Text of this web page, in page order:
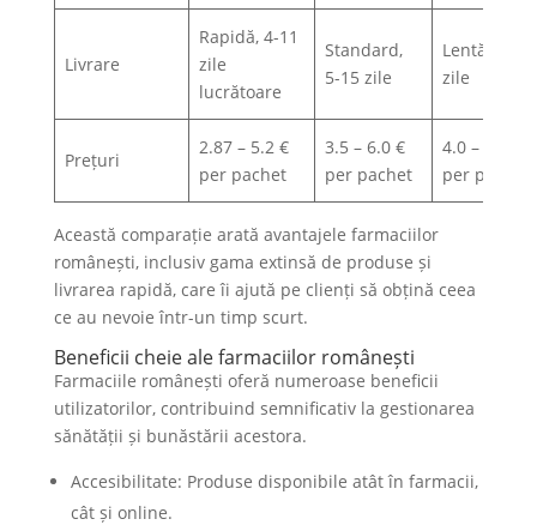
Livrare
Rapidă, 4-11
zile
lucrătoare
Standard,
5-15 zile
Lentă, 7-20
zile
Prețuri
2.87 – 5.2 €
per pachet
3.5 – 6.0 €
per pachet
4.0 – 7.0 €
per pachet
Această comparație arată avantajele farmaciilor
românești, inclusiv gama extinsă de produse și
livrarea rapidă, care îi ajută pe clienți să obțină ceea
ce au nevoie într-un timp scurt.
Beneficii cheie ale farmaciilor românești
Farmaciile românești oferă numeroase beneficii
utilizatorilor, contribuind semnificativ la gestionarea
sănătății și bunăstării acestora.
Accesibilitate: Produse disponibile atât în farmacii,
cât și online.